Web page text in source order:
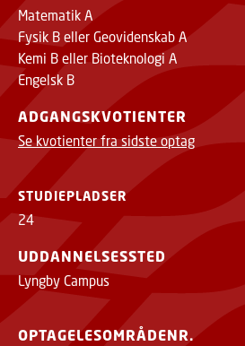
Matematik A
Fysik B eller Geovidenskab A
Kemi B eller Bioteknologi A
Engelsk B
ADGANGSKVOTIENTER
Se kvotienter fra sidste optag
STUDIEPLADSER
24
UDDANNELSESSTED
Lyngby Campus
OPTAGELESOMRÅDENR.